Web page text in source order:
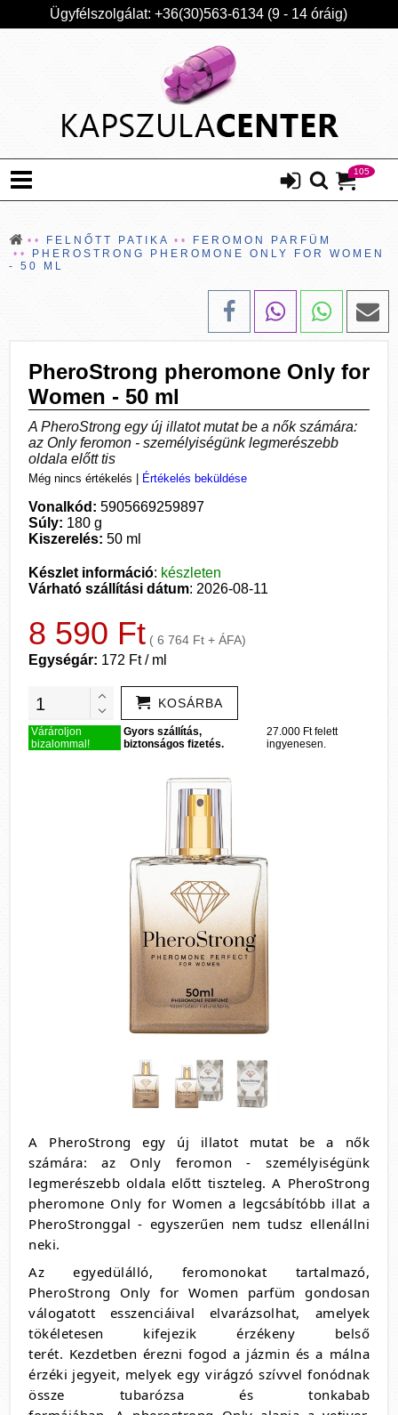
Ügyfélszolgálat: +36(30)563-6134 (9 - 14 óráig)
105
FELNŐTT PATIKA
FEROMON PARFÜM
PHEROSTRONG PHEROMONE ONLY FOR WOMEN
- 50 ML
PheroStrong pheromone Only for
Women - 50 ml
A PheroStrong egy új illatot mutat be a nők számára:
az Only feromon - személyiségünk legmerészebb
oldala előtt tis
Még nincs értékelés Értékelés beküldése
Vonalkód: 5905669259897
Súly: 180 g
Kiszerelés: 50 ml
Készlet információ: készleten
Várható szállítási dátum: 2026-08-11
8 590 Ft ( 6 764 Ft + ÁFA)
Egységár: 172 Ft / ml
KOSÁRBA
Várároljon
bizalommal!
Gyors szállítás,
biztonságos fizetés.
27.000 Ft felett
ingyenesen.
A PheroStrong egy új illatot mutat be a nők
számára: az Only feromon - személyiségünk
legmerészebb oldala előtt tiszteleg. A PheroStrong
pheromone Only for Women a legcsábítóbb illat a
PheroStronggal - egyszerűen nem tudsz ellenállni
neki.
Az egyedülálló, feromonokat tartalmazó,
PheroStrong Only for Women parfüm gondosan
válogatott esszenciáival elvarázsolhat, amelyek
tökéletesen kifejezik érzékeny belső
terét. Kezdetben érezni fogod a jázmin és a málna
érzéki jegyeit, melyek egy virágzó szívvel fonódnak
össze tubarózsa és tonkabab